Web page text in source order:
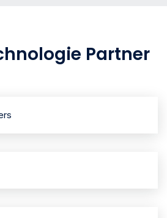
Partner